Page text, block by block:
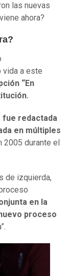
las nuevas
ahora?
vida a este
“En
fue redactada
en múltiples
durante el
de izquierda,
en la
proceso